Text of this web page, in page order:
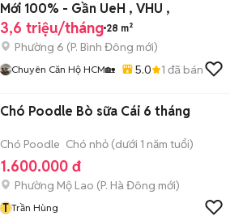
Mới 100% - Gần UeH , VHU ,
3,6 triệu/tháng 28 m²
Phường 6 (P. Bình Đông mới)
Chuyên Căn Hộ HCM🏡 5.0 1 đã bán
Chó Poodle Bò sữa Cái 6 tháng
Chó Poodle Chó nhỏ (dưới 1 năm tuổi)
1.600.000 đ
Phường Mộ Lao (P. Hà Đông mới)
T Trần Hùng